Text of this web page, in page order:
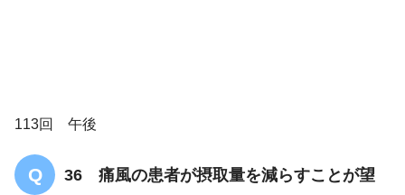
113回 午後
36 痛風の患者が摂取量を減らすことが望